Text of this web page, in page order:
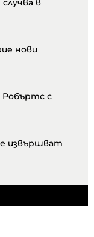
в
нови
Робъртс с
извършват